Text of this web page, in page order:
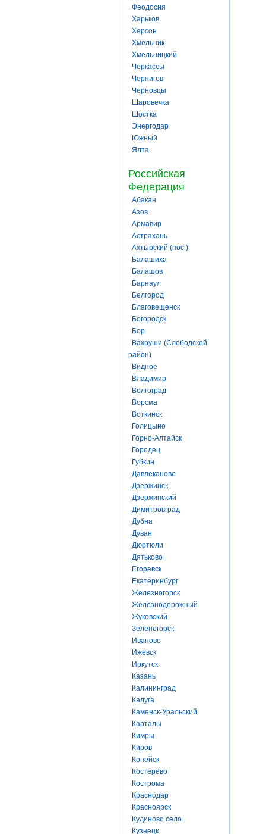
Феодосия
Харьков
Херсон
Хмельник
Хмельницкий
Черкассы
Чернигов
Черновцы
Шаровечка
Шостка
Энергодар
Южный
Ялта
Российская
Федерация
Абакан
Азов
Армавир
Астрахань
Ахтырский (пос.)
Балашиха
Балашов
Барнаул
Белгород
Благовещенск
Богородск
Бор
Вахруши (Слободской
район)
Видное
Владимир
Волгоград
Ворсма
Воткинск
Голицыно
Горно-Алтайск
Городец
Губкин
Давлеканово
Дзержинск
Дзержинский
Димитровград
Дубна
Дуван
Дюртюли
Дятьково
Егоревск
Екатеринбург
Железногорск
Железнодорожный
Жуковский
Зеленогорск
Иваново
Ижевск
Иркутск
Казань
Калининград
Калуга
Каменск-Уральский
Карталы
Кимры
Киров
Копейск
Костерёво
Кострома
Краснодар
Красноярск
Кудиново село
Кузнецк